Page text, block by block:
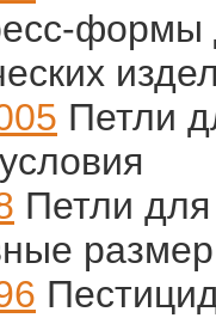
формы
Петли
Петли